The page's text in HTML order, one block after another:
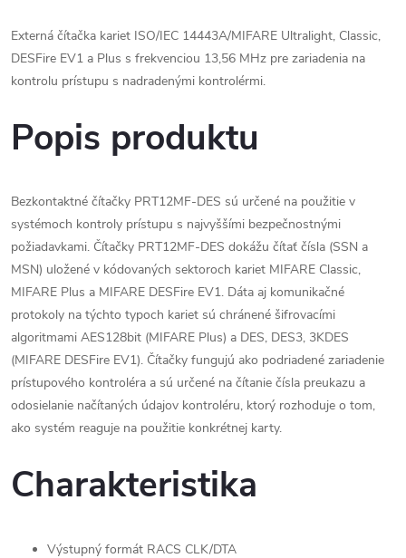
Externá čítačka kariet ISO/IEC 14443A/MIFARE Ultralight, Classic,
DESFire EV1 a Plus s frekvenciou 13,56 MHz pre zariadenia na
kontrolu prístupu s nadradenými kontrolérmi.
Popis produktu
Bezkontaktné čítačky PRT12MF-DES sú určené na použitie v
systémoch kontroly prístupu s najvyššími bezpečnostnými
požiadavkami. Čítačky PRT12MF-DES dokážu čítať čísla (SSN a
MSN) uložené v kódovaných sektoroch kariet MIFARE Classic,
MIFARE Plus a MIFARE DESFire EV1. Dáta aj komunikačné
protokoly na týchto typoch kariet sú chránené šifrovacími
algoritmami AES128bit (MIFARE Plus) a DES, DES3, 3KDES
(MIFARE DESFire EV1). Čítačky fungujú ako podriadené zariadenie
prístupového kontroléra a sú určené na čítanie čísla preukazu a
odosielanie načítaných údajov kontroléru, ktorý rozhoduje o tom,
ako systém reaguje na použitie konkrétnej karty.
Charakteristika
Výstupný formát RACS CLK/DTA